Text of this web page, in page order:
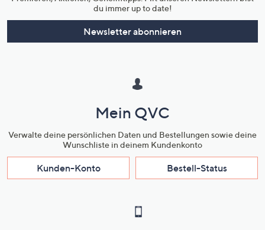
du immer up to date!
Newsletter abonnieren
Mein QVC
Verwalte deine persönlichen Daten und Bestellungen sowie deine
Wunschliste in deinem Kundenkonto
Kunden-Konto Bestell-Status